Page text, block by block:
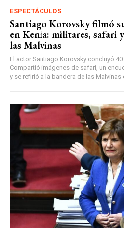
ESPECTÁCULOS
Santiago Korovsky filmó
en Kenia: militares, safari
las Malvinas
El actor Santiago Korovsky concluyó
Compartió imágenes de safari, un
y se refirió a la bandera de las Malvinas